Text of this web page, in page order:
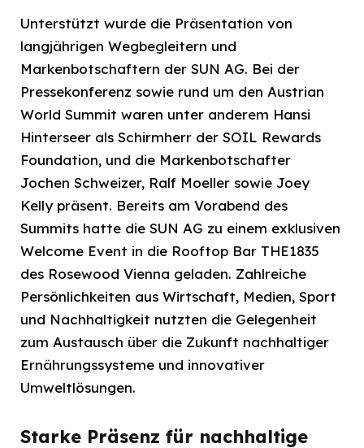
Unterstützt wurde die Präsentation von
langjährigen Wegbegleitern und
Markenbotschaftern der SUN AG. Bei der
Pressekonferenz sowie rund um den Austrian
World Summit waren unter anderem Hansi
Hinterseer als Schirmherr der SOIL Rewards
Foundation, und die Markenbotschafter
Jochen Schweizer, Ralf Moeller sowie Joey
Kelly präsent. Bereits am Vorabend des
Summits hatte die SUN AG zu einem exklusiven
Welcome Event in die Rooftop Bar THE1835
des Rosewood Vienna geladen. Zahlreiche
Persönlichkeiten aus Wirtschaft, Medien, Sport
und Nachhaltigkeit nutzten die Gelegenheit
zum Austausch über die Zukunft nachhaltiger
Ernährungssysteme und innovativer
Umweltlösungen.
Starke Präsenz für nachhaltige